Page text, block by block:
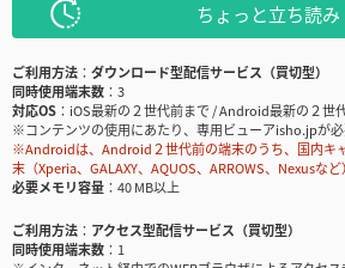
ちょっと立ち読み
ご利用方法
ダウンロード型配信サービス（買切型）
同時使用端末数
3
対応OS
iOS最新の２世代前まで / Android最新の２世
※コンテンツの使用にあたり、専用ビューアisho.jpが
※Androidは、Android２世代前の端末のうち、国内キ
末（Xperia、GALAXY、AQUOS、ARROWS、Nexusな
必要メモリ容量
40 MB以上
ご利用方法
アクセス型配信サービス（買切型）
同時使用端末数
1